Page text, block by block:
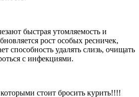
быстрая утомляемость и
рост особых ресничек,
способность удалять слизь, очищать
с инфекциями.
стоит бросить курить!!!!